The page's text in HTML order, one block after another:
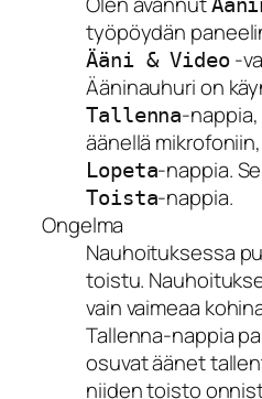
työpöydän
Ääni & Video-
Ääninauhuri on
Tallenna-
äänellä
Lopeta-nappia.
Toista-nappia.
Ongelma
Nauhoituksessa
toistu.
vain vaimeaa
Tallenna-nappia
osuvat äänet
niiden toisto